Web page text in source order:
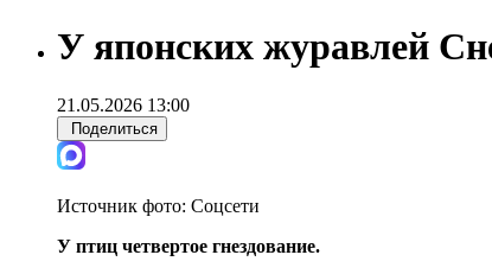
У японских журавлей
21.05.2026 13:00
Поделиться
Источник фото: Соцсети
У птиц четвертое гнездование.